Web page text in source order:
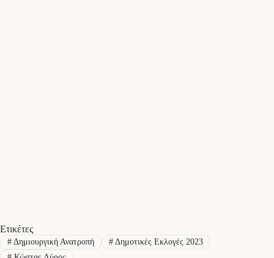
Ετικέτες
#Δημιουργική Ανατροπή #Δημοτικές Εκλογές 2023